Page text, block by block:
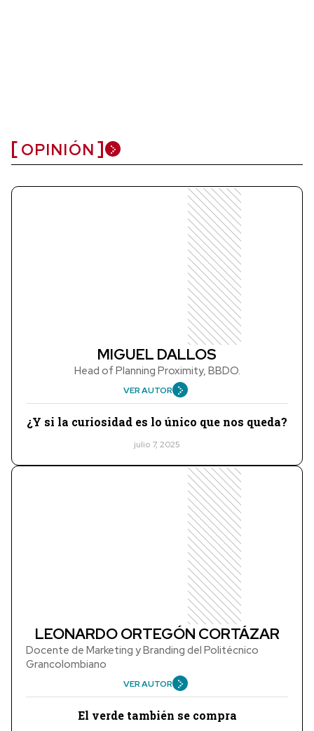
OPINIÓN
MIGUEL DALLOS
Head of Planning Proximity, BBDO.
VER AUTOR
¿Y si la curiosidad es lo único que nos queda?
julio 7, 2025
LEONARDO ORTEGÓN CORTÁZAR
Docente de Marketing y Branding del Politécnico
Grancolombiano
VER AUTOR
El verde también se compra